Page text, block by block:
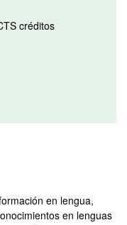
créditos
en lengua,
en lenguas